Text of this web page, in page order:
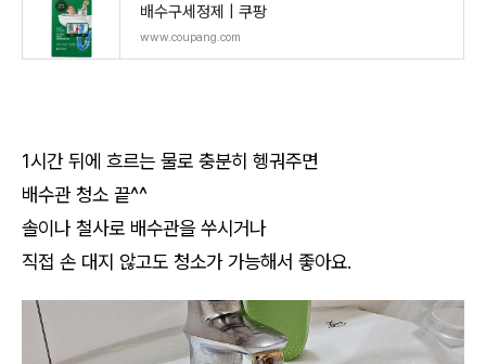
배수구세정제 | 쿠팡
www.coupang.com
1시간 뒤에 흐르는 물로 충분히 헹궈주면
배수관 청소 끝^^
솔이나 철사로 배수관을 쑤시거나
직접 손 대지 않고도 청소가 가능해서 좋아요.